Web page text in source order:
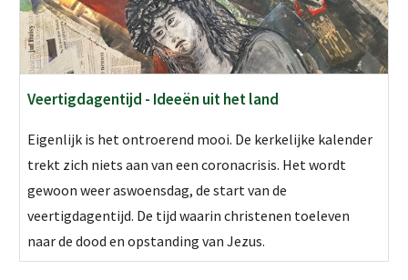
Veertigdagentijd - Ideeën uit het land
Eigenlijk is het ontroerend mooi. De kerkelijke kalender
trekt zich niets aan van een coronacrisis. Het wordt
gewoon weer aswoensdag, de start van de
veertigdagentijd. De tijd waarin christenen toeleven
naar de dood en opstanding van Jezus.